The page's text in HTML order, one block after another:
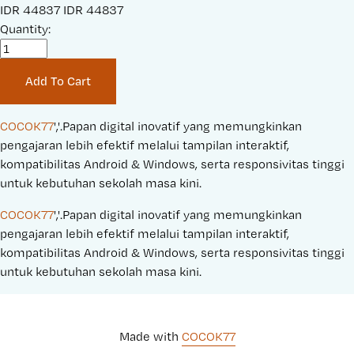
S
a
r
i
c
e
:
IDR 44837 O
n
a
P
r
c
e
:
IDR 44837
Quantity:
Add To Cart
COCOK77','.Papan digital inovatif yang memungkinkan
pengajaran lebih efektif melalui tampilan interaktif,
kompatibilitas Android & Windows, serta responsivitas tinggi
untuk kebutuhan sekolah masa kini.
COCOK77','.Papan digital inovatif yang memungkinkan
pengajaran lebih efektif melalui tampilan interaktif,
kompatibilitas Android & Windows, serta responsivitas tinggi
untuk kebutuhan sekolah masa kini.
Made with COCOK77